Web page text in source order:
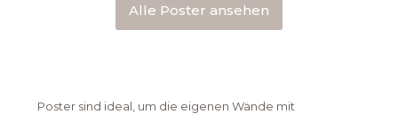
Alle Poster ansehen
Poster sind ideal, um die eigenen Wände mit